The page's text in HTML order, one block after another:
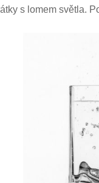
s lomem světla.